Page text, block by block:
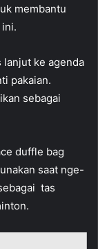
membantu
ke agenda
pakaian.
sebagai
duffle bag
saat nge-
tas